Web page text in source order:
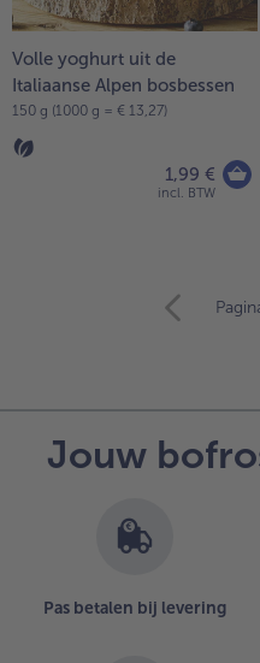
Volle yoghurt uit de
Italiaanse Alpen bosbessen
150 g (1000 g = € 13,27)
1,99 €
incl. BTW
staan
artikelen
Jouw
Pas betalen bij levering